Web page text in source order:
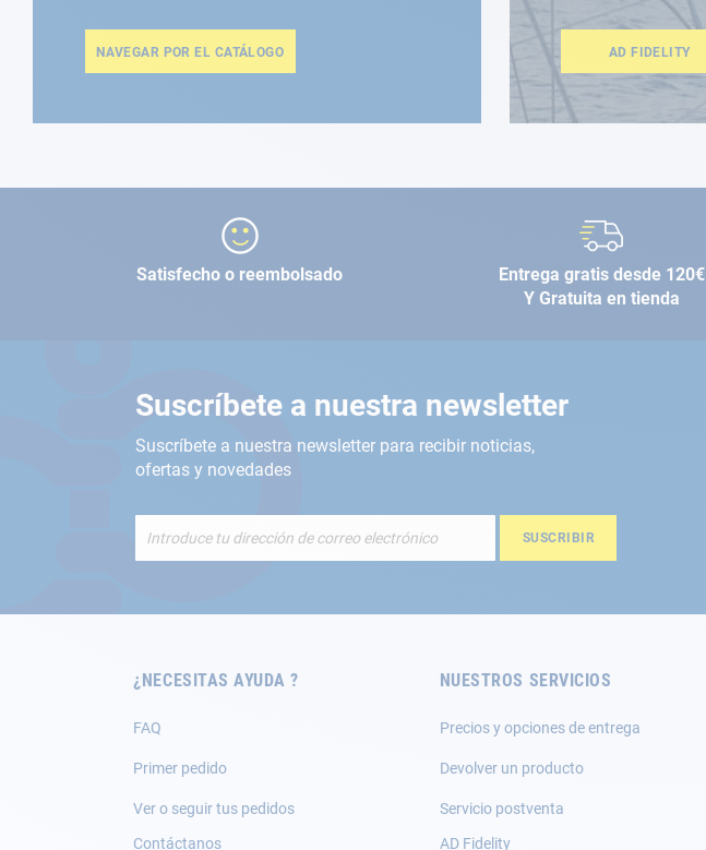
NAVEGAR POR EL CATÁLOGO AD FIDELITY
Satisfecho o reembolsado
Entrega gratis desde 120€
Y Gratuita en tienda
Suscríbete a nuestra newsletter
Suscríbete a nuestra newsletter para recibir noticias,
ofertas y novedades
de
SUSCRIBIR
¿NECESITAS AYUDA ?
FAQ
Primer pedido
Ver o seguir tus pedidos
Contáctanos
NUESTROS SERVICIOS
Precios y opciones de entrega
Devolver un producto
Servicio postventa
AD Fidelity